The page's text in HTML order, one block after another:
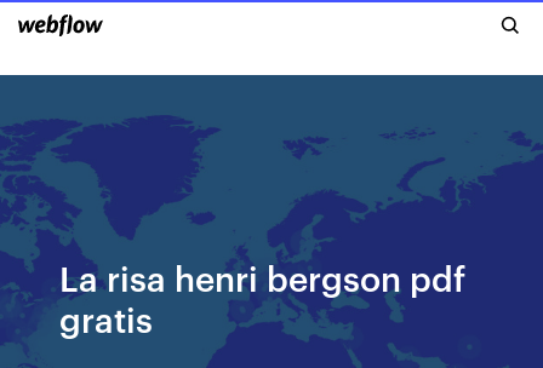
La risa henri bergson pdf
gratis